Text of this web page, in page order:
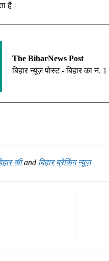
है।
The BiharNews Post
बिहार न्यूज़ पोस्ट - बिहार का नं.
कीand बिहार ब्रेकिंग न्यूज़